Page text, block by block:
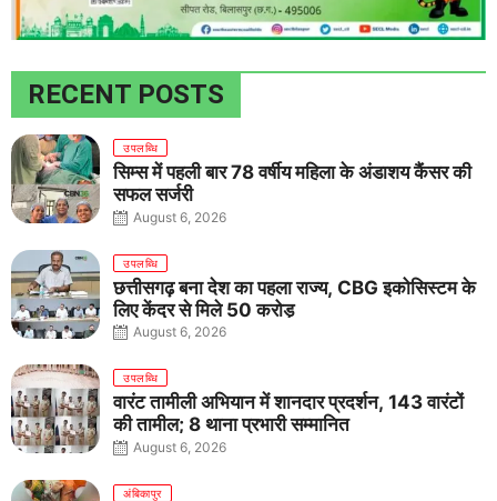
RECENT POSTS
उपलब्धि
सिम्स में पहली बार 78 वर्षीय महिला के अंडाशय कैंसर की
सफल सर्जरी
August 6, 2026
उपलब्धि
छत्तीसगढ़ बना देश का पहला राज्य, CBG इकोसिस्टम के
लिए केंद्र से मिले 50 करोड़
August 6, 2026
उपलब्धि
वारंट तामीली अभियान में शानदार प्रदर्शन, 143 वारंटों
की तामील; 8 थाना प्रभारी सम्मानित
August 6, 2026
अंबिकापुर